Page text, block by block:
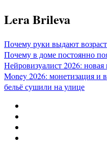
Перейти
к
Lera Brileva
Почему руки выдают
Почему в доме постоянно
Нейровизуалист 2026:
Money 2026: монетизация и
бельё сушили на улице